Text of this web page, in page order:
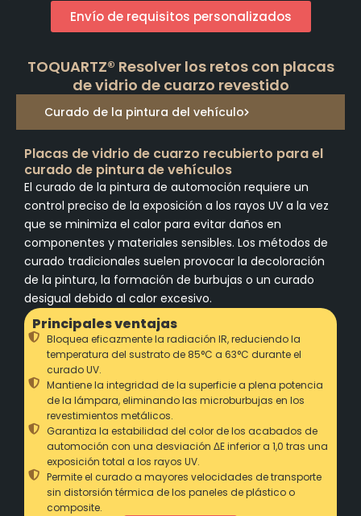
Envío de requisitos personalizados
TOQUARTZ® Resolver los retos con placas
de vidrio de cuarzo revestido
Curado de la pintura del vehículo
Placas de vidrio de cuarzo recubierto para el
curado de pintura de vehículos
El curado de la pintura de automoción requiere un
control preciso de la exposición a los rayos UV a la vez
que se minimiza el calor para evitar daños en
componentes y materiales sensibles. Los métodos de
curado tradicionales suelen provocar la decoloración
de la pintura, la formación de burbujas o un curado
desigual debido al calor excesivo.
Principales ventajas
Bloquea eficazmente la radiación IR, reduciendo la
temperatura del sustrato de 85°C a 63°C durante el
curado UV.
Mantiene la integridad de la superficie a plena potencia
de la lámpara, eliminando las microburbujas en los
revestimientos metálicos.
Garantiza la estabilidad del color de los acabados de
automoción con una desviación ΔE inferior a 1,0 tras una
exposición total a los rayos UV.
Permite el curado a mayores velocidades de transporte
sin distorsión térmica de los paneles de plástico o
composite.